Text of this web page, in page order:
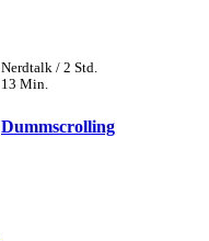
Nerdtalk / 2 Std.
13 Min.
Dummscrolling